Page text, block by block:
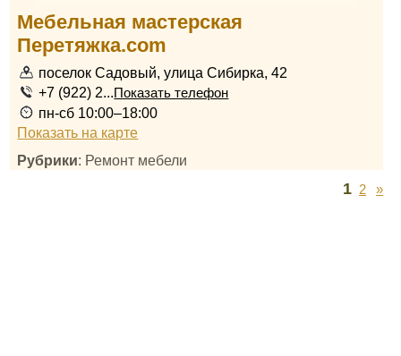
Мебельная мастерская
Перетяжка.com
поселок Садовый, улица Сибирка, 42
+7 (922) 2...Показать телефон
пн-сб 10:00–18:00
Показать на карте
Рубрики: Ремонт мебели
1 2 »